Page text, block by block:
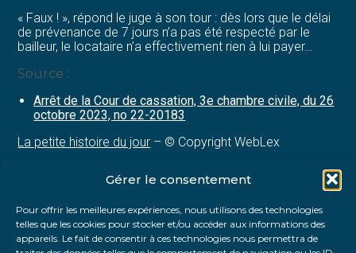
Gérer le consentement
Pour offrir les meilleures expériences, nous utilisons des technologies
telles que les cookies pour stocker et/ou accéder aux informations des
appareils. Le fait de consentir à ces technologies nous permettra de
« Faux ! », répond le juge à son tour : dès lors que le délai
de prévenance de 7 jours n’a pas été respecté par le
bailleur, le locataire n’a effectivement rien à lui payer…
Source :
Arrêt de la Cour de cassation, 3e chambre civile, du 26
octobre 2023, no 22-20183
La petite histoire du jour – © Copyright WebLex
FaceBook
TwitterLinkedIn